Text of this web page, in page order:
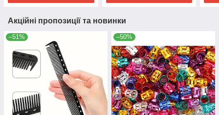
Акційні пропозиції та новинки
–51% –50%